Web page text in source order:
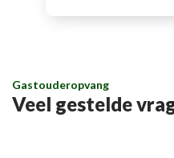
Gastouderopvang
Veel gestelde